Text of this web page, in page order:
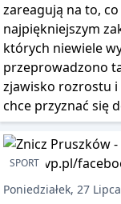
zareagują na to,
najpiękniejszym
których niewiele
przeprowadzono
zjawisko rozrostu i
chce przyznać się
SPORT
Poniedziałek, 27